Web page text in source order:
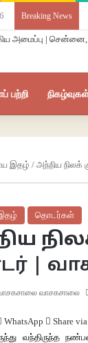
Breaking News
பற்றி
இதழ் / அந்நிய நிலக்
தொடர்கள்
|
வாசகசாலை
WhatsApp Share
வந்திருந்த